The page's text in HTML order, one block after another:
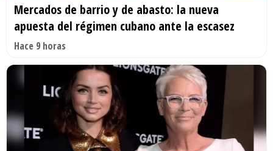
Mercados de barrio y de abasto: la nueva
apuesta del régimen cubano ante la escasez
Hace 9 horas